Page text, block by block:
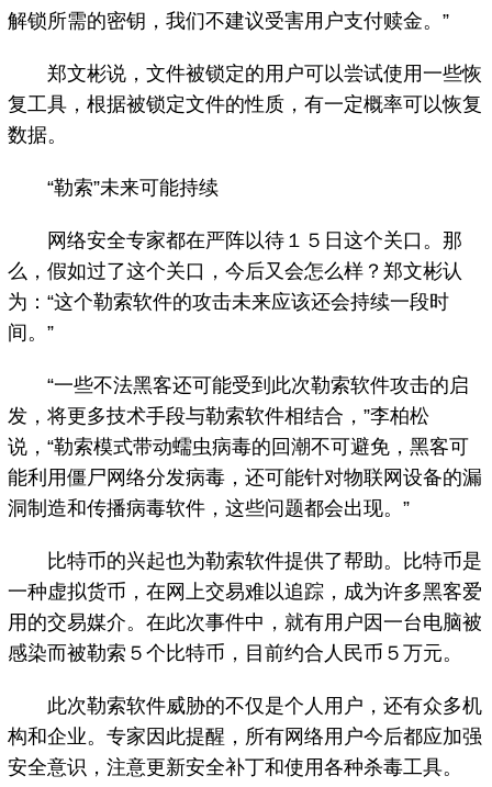
解锁所需的密钥，我们不建议受害用户支付赎金。”
郑文彬说，文件被锁定的用户可以尝试使用一些恢
复工具，根据被锁定文件的性质，有一定概率可以恢复
数据。
“勒索”未来可能持续
网络安全专家都在严阵以待１５日这个关口。那
么，假如过了这个关口，今后又会怎么样？郑文彬认
为：“这个勒索软件的攻击未来应该还会持续一段时
间。”
“一些不法黑客还可能受到此次勒索软件攻击的启
发，将更多技术手段与勒索软件相结合，”李柏松
说，“勒索模式带动蠕虫病毒的回潮不可避免，黑客可
能利用僵尸网络分发病毒，还可能针对物联网设备的漏
洞制造和传播病毒软件，这些问题都会出现。”
比特币的兴起也为勒索软件提供了帮助。比特币是
一种虚拟货币，在网上交易难以追踪，成为许多黑客爱
用的交易媒介。在此次事件中，就有用户因一台电脑被
感染而被勒索５个比特币，目前约合人民币５万元。
此次勒索软件威胁的不仅是个人用户，还有众多机
构和企业。专家因此提醒，所有网络用户今后都应加强
安全意识，注意更新安全补丁和使用各种杀毒工具。